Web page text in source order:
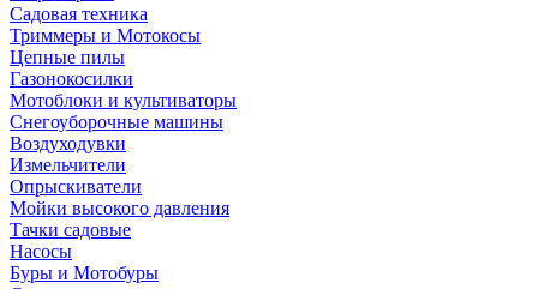
Садовая техника
Триммеры и Мотокосы
Цепные пилы
Газонокосилки
Мотоблоки и культиваторы
Снегоуборочные машины
Воздуходувки
Измельчители
Опрыскиватели
Мойки высокого давления
Тачки садовые
Насосы
Буры и Мотобуры